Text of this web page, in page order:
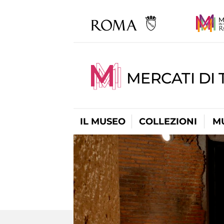
MERCATI DI
IL MUSEO COLLEZIONI